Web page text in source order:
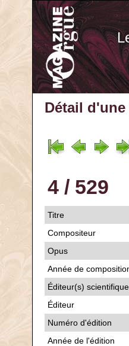
Détail
4 / 529
Titre
Compositeur
Opus
Année de
Éditeur(s)
Éditeur
Numéro d'édition
Année de l'édition